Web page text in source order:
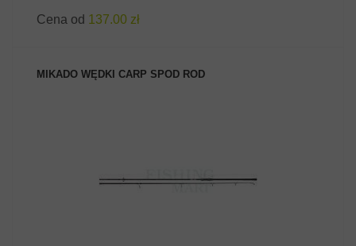
Cena od 137.00 zł
MIKADO WĘDKI CARP SPOD ROD